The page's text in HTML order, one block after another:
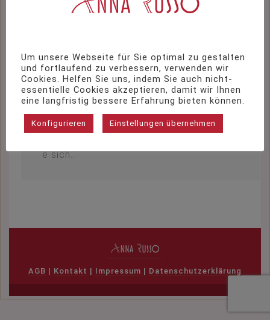
Kommentar hinterlassen
eder ein Event veranstalten zu dürfen und
Sie dazu einladen zu können. Wir eröffne
n dieses Jahr unsere Perlwochen mit ein
em einmaligen Event am kommenden Do
nnerstag. Es warten viele Goodies und Ü
berraschungen für Sie. Genießen Sie alle
e sich…
AGB | Kontakt | Impressum | Datenschutzerklärung
Um unsere Webseite für Sie optimal zu gestalten
und fortlaufend zu verbessern, verwenden wir
Cookies. Helfen Sie uns, indem Sie auch nicht-
essentielle Cookies akzeptieren, damit wir Ihnen
eine langfristig bessere Erfahrung bieten können.
Konfigurieren Einstellungen übernehmen